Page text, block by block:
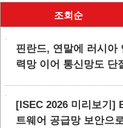
조회순
핀란드, 연말에 러시아
력망 이어 통신망도 단
[ISEC 2026 미리보기]
트웨어 공급망 보안으